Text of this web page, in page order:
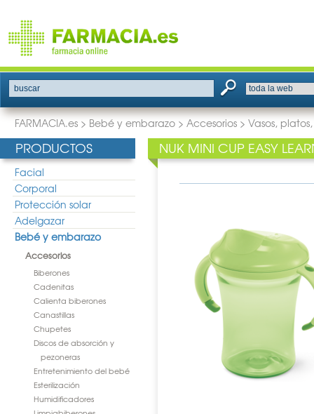
buscar
FARMACIA.es > Bebé y embarazo > Accesorios > Vasos,
PRODUCTOS
Facial
Corporal
Protección solar
Adelgazar
Bebé y embarazo
Accesorios
Biberones
Cadenitas
Calienta biberones
Canastillas
Chupetes
Discos de absorción y
pezoneras
Entretenimiento del bebé
Esterilización
Humidificadores
NUK MINI CUP EASY